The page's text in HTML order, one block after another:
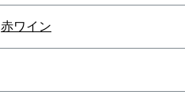
赤ワイン